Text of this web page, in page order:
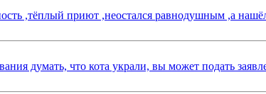
,тёплый приют ,неостался равнодушным ,а
думать, что кота украли, вы может подать